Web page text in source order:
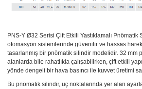
PNS-Y Ø32 Serisi Çift Etkili Yastıklamalı Pnömatik
otomasyon sistemlerinde güvenilir ve hassas
tasarlanmış bir pnömatik silindir modelidir. 32 mm
alanlarda bile rahatlıkla çalışabilirken, çift etkili
yönde dengeli bir hava basıncı ile kuvvet üretimi
Bu pnömatik silindir, uç noktalarında yer alan